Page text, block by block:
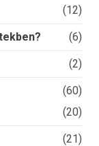
(12)
(6)
(2)
(60)
(20)
(21)